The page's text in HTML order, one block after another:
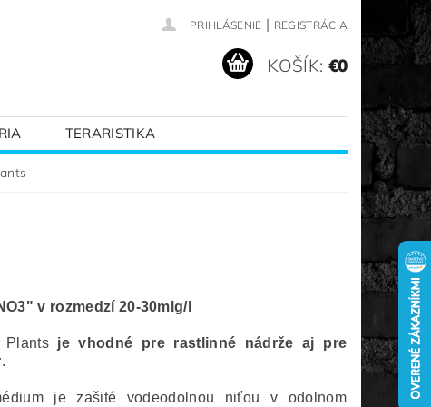
PRIHLÁSENIE | REGISTRÁCIA
KOŠÍK: €0
TERARISTIKA
ZNAČKY
v rozmedzí 20-30mlg/l
Plants je vhodné pre rastlinné nádrže aj pre
.
je zašité vodeodolnou niťou v odolnom